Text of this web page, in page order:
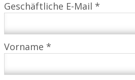
Geschäftliche E-Mail *
Vorname *